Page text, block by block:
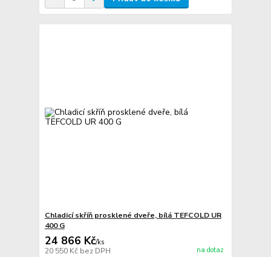
Chladicí skříň prosklené dveře, bílá TEFCOLD UR
400 G
24 866 Kč/ks
20 550 Kč bez DPH na dotaz